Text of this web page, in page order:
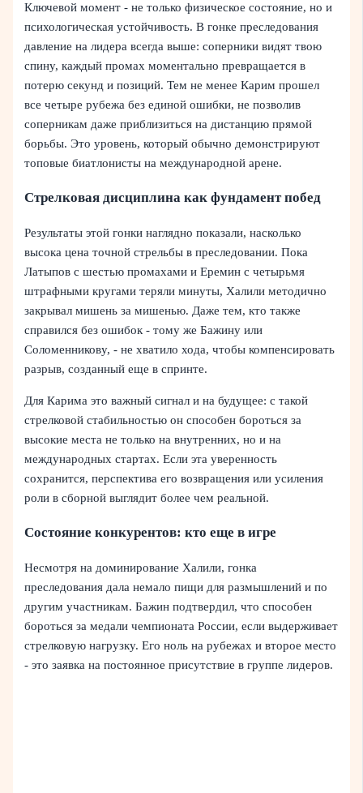
Ключевой момент - не только физическое состояние, но и
психологическая устойчивость. В гонке преследования
давление на лидера всегда выше: соперники видят твою
спину, каждый промах моментально превращается в
потерю секунд и позиций. Тем не менее Карим прошел
все четыре рубежа без единой ошибки, не позволив
соперникам даже приблизиться на дистанцию прямой
борьбы. Это уровень, который обычно демонстрируют
топовые биатлонисты на международной арене.
Стрелковая дисциплина как фундамент побед
Результаты этой гонки наглядно показали, насколько
высока цена точной стрельбы в преследовании. Пока
Латыпов с шестью промахами и Еремин с четырьмя
штрафными кругами теряли минуты, Халили методично
закрывал мишень за мишенью. Даже тем, кто также
справился без ошибок - тому же Бажину или
Соломенникову, - не хватило хода, чтобы компенсировать
разрыв, созданный еще в спринте.
Для Карима это важный сигнал и на будущее: с такой
стрелковой стабильностью он способен бороться за
высокие места не только на внутренних, но и на
международных стартах. Если эта уверенность
сохранится, перспектива его возвращения или усиления
роли в сборной выглядит более чем реальной.
Состояние конкурентов: кто еще в игре
Несмотря на доминирование Халили, гонка
преследования дала немало пищи для размышлений и по
другим участникам. Бажин подтвердил, что способен
бороться за медали чемпионата России, если выдерживает
стрелковую нагрузку. Его ноль на рубежах и второе место
- это заявка на постоянное присутствие в группе лидеров.